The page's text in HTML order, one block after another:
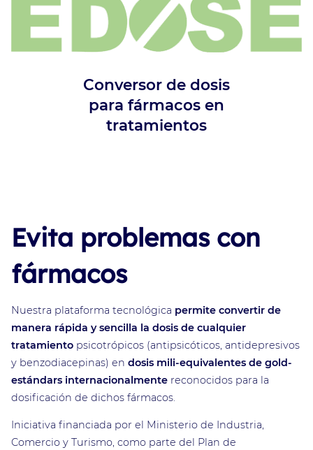
Conversor de dosis
para fármacos en
tratamientos
Evita problemas con
fármacos
Nuestra plataforma tecnológica permite convertir de
manera rápida y sencilla la dosis de cualquier
tratamiento psicotrópicos (antipsicóticos, antidepresivos
y benzodiacepinas) en dosis mili-equivalentes de gold-
estándars internacionalmente reconocidos para la
dosificación de dichos fármacos.
Iniciativa financiada por el Ministerio de Industria,
Comercio y Turismo, como parte del Plan de